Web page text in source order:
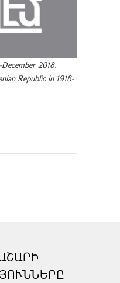
2018.
Republic in 1918-